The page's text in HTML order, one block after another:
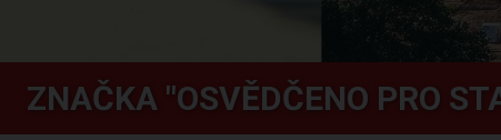
ZNAČKA "OSVĚDČENO PRO